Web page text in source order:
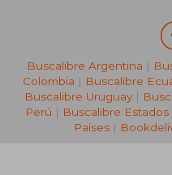
Buscalibre Argentina |
Colombia | Buscalibre
Buscalibre Uruguay|
Perú | Buscalibre Estados
Países |